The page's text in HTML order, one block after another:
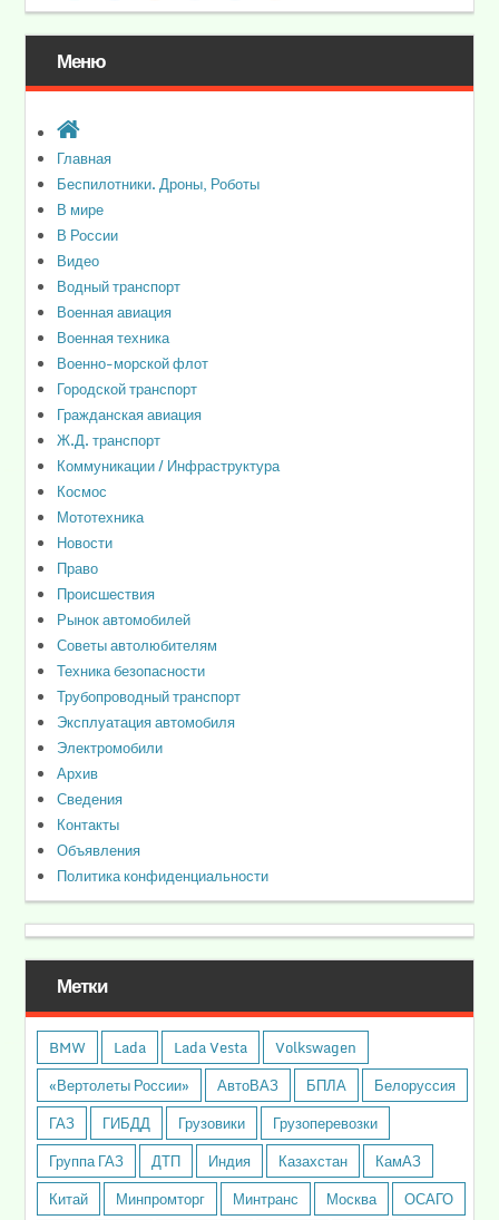
Меню
Главная
Беспилотники. Дроны, Роботы
В мире
В России
Видео
Водный транспорт
Военная авиация
Военная техника
Военно-морской флот
Городской транспорт
Гражданская авиация
Ж.Д. транспорт
Коммуникации / Инфраструктура
Космос
Мототехника
Новости
Право
Происшествия
Рынок автомобилей
Советы автолюбителям
Техника безопасности
Трубопроводный транспорт
Эксплуатация автомобиля
Электромобили
Архив
Сведения
Контакты
Объявления
Политика конфиденциальности
Метки
BMW Lada Lada Vesta
Volkswagen
«Вертолеты России»
АвтоВАЗ БПЛА
Белоруссия
ГАЗ
ГИБДД Грузовики
Грузоперевозки
Группа ГАЗ
ДТП Индия Казахстан
КамАЗ
Китай
Минпромторг Минтранс Москва
ОСАГО